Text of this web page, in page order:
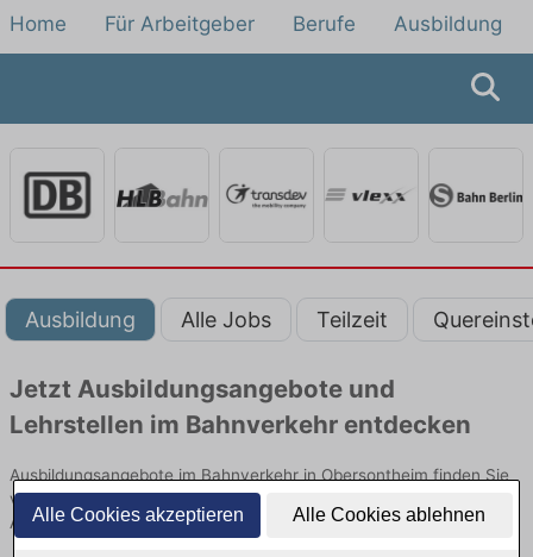
Alle Cookies akzeptieren Alle Cookies ablehnen
Home Für Arbeitgeber Berufe Ausbildung
Ausbildung Alle Jobs Teilzeit
Jetzt Ausbildungsangebote und
Lehrstellen im Bahnverkehr entdecken
Ausbildungsangebote im Bahnverkehr in Obersontheim finden Sie
von namhaften Firmen. Entdecken Sie freie Optionen von Top-
Arbeitgebern und bewerben Sie sich noch heute.